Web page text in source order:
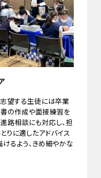
望する生徒には卒業
の作成や面接練習を
路相談にも対応し、担
りに適したアドバイス
るよう、きめ細やかな